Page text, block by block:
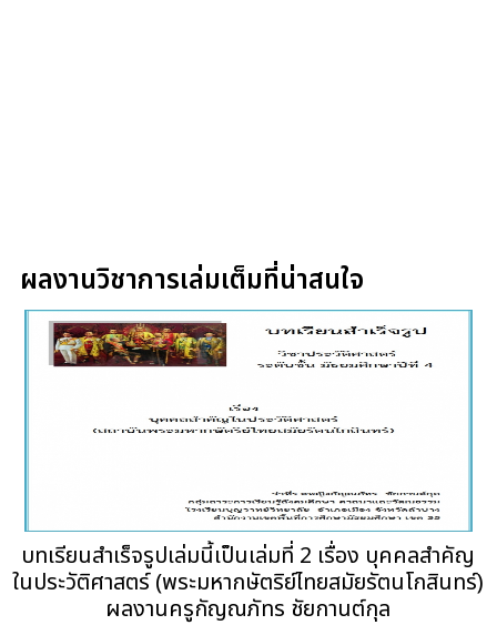
ผลงานวิชาการเล่มเต็มที่น่าสนใจ
บทเรียนสำเร็จรูปเล่มนี้เป็นเล่มที่ 2 เรื่อง บุคคลสำคัญ
ในประวัติศาสตร์ (พระมหากษัตริย์ไทยสมัยรัตนโกสินทร์)
ผลงานครูกัญณภัทร ชัยกานต์กุล